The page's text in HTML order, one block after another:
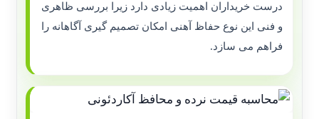
درست خریداران اهمیت زیادی دارد زیرا بررسی ظاهری
و فنی این نوع حفاظ آهنی امکان تصمیم گیری آگاهانه را
فراهم می سازد.